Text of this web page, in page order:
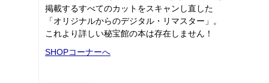
掲載するすべてのカットをスキャンし直した
「オリジナルからのデジタル・リマスター」。
これより詳しい秘宝館の本は存在しません！
SHOPコーナーへ